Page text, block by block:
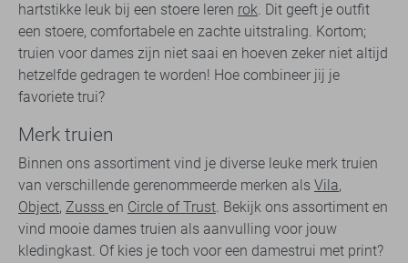
hartstikke leuk bij een stoere leren rok. Dit geeft je outfit
een stoere, comfortabele en zachte uitstraling. Kortom;
truien voor dames zijn niet saai en hoeven zeker niet altijd
hetzelfde gedragen te worden! Hoe combineer jij je
favoriete trui?
Merk truien
Binnen ons assortiment vind je diverse leuke merk truien
van verschillende gerenommeerde merken als Vila,
Object, Zusss en Circle of Trust. Bekijk ons assortiment en
vind mooie dames truien als aanvulling voor jouw
kledingkast. Of kies je toch voor een damestrui met print?